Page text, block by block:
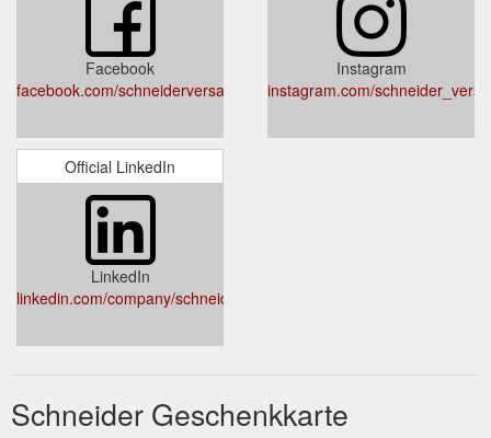
Facebook
facebook.com/schneiderversand
Instagram
instagram.com/
Official LinkedIn
LinkedIn
linkedin.com/company/schneiderversand/
Schneider Geschenkkarte